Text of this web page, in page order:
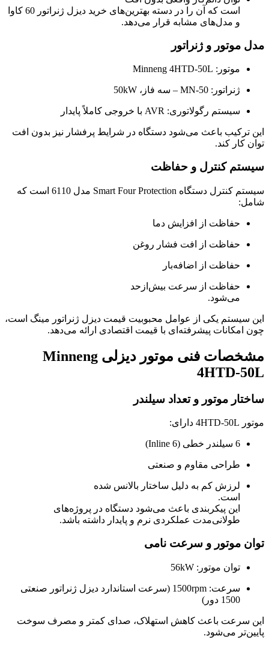
است که آن را در دسته بهترین‌های خرید دیزل ژنراتور 60 کاوا
و مدل‌های مشابه قرار می‌دهد.
مدل موتور و ژنراتور
موتور: Minneng 4HTD-50L
ژنراتور: MN-50 – سه فاز، 50kW
سیستم رگولاتوری: AVR با خروجی کاملاً پایدار
این ترکیب باعث می‌شود دستگاه در شرایط پرفشار نیز بدون افت
توان کار کند.
سیستم کنترل و حفاظت
سیستم کنترل دستگاه Smart Four Protection مدل 6110 است که
شامل:
حفاظت از افزایش دما
حفاظت از افت فشار روغن
حفاظت از اضافه‌بار
حفاظت از سرعت بیش‌ازحد
می‌شود.
این سیستم یکی از عوامل محبوبیت قیمت دیزل ژنراتور مینگ است،
چون امکانات پیشرفته‌ای با قیمت اقتصادی ارائه می‌دهد.
مشخصات فنی موتور دیزلی Minneng
4HTD-50L
ساختار موتور و تعداد سیلندر
موتور 4HTD-50L دارای:
6 سیلندر خطی (Inline 6)
طراحی مقاوم و صنعتی
لرزش کم به دلیل ساختار بالانس شده
است.
این پیکربندی باعث می‌شود دستگاه در پروژه‌های
طولانی‌مدت عملکردی نرم و پایدار داشته باشد.
توان موتور و سرعت نامی
توان موتور: 56kW
سرعت: 1500rpm (سرعت استاندارد دیزل ژنراتور صنعتی
1500 دور)
این سرعت باعث کاهش استهلاک، صدای کمتر و مصرف سوخت
پایین‌تر می‌شود.